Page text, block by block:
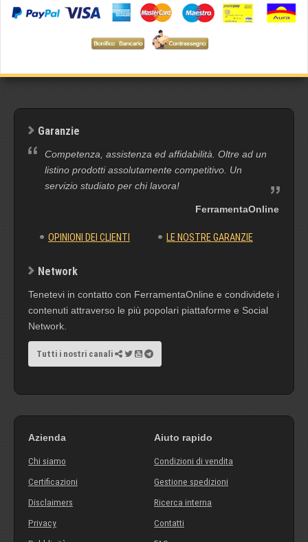
Garanzie
Competenza, assistenza ed affidabilità. Oltre ad un
listino prodotti assolutamente competitivo. Un
servizio studiato per chi lavora!
FerramentaOnline
OPINIONI DEI CLIENTI LE NOSTRE GARANZIE
Network
Tenetevi in contatto con FerramentaOnline e condividete i
contenuti attraverso le più popolari piattaforme e Social
Network.
Tutti i nostri canali
Azienda
Chi siamo
Certificazioni
Disclaimers
Privacy
Aiuto rapido
Condizioni di vendita
Gestione spedizioni
Ricerca interna
Contatti